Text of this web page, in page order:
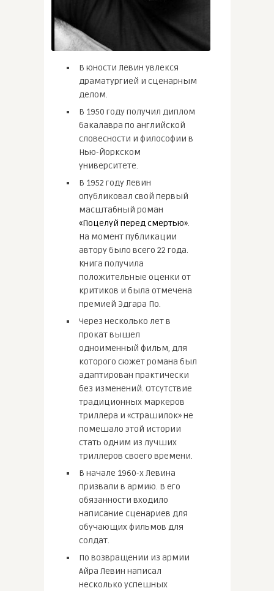
В юности Левин увлекся
драматургией и сценарным
делом.
В 1950 году получил диплом
бакалавра по английской
словесности и философии в
Нью-Йоркском
университете.
В 1952 году Левин
опубликовал свой первый
масштабный роман
«Поцелуй перед смертью».
На момент публикации
автору было всего 22 года.
Книга получила
положительные оценки от
критиков и была отмечена
премией Эдгара По.
Через несколько лет в
прокат вышел
одноименный фильм, для
которого сюжет романа был
адаптирован практически
без изменений. Отсутствие
традиционных маркеров
триллера и «страшилок» не
помешало этой истории
стать одним из лучших
триллеров своего времени.
В начале 1960-х Левина
призвали в армию. В его
обязанности входило
написание сценариев для
обучающих фильмов для
солдат.
По возвращении из армии
Айра Левин написал
несколько успешных